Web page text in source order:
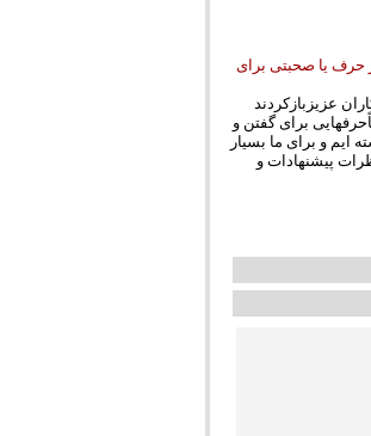
حرف یا صحبتی برای
عزیزبازکردند
برای گفتن و
ایم و برای ما بسیار
پیشنهادات و